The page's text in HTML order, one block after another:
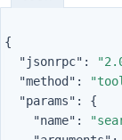
{
"jsonrpc" :
"method" :
"params" :
{
"name" :